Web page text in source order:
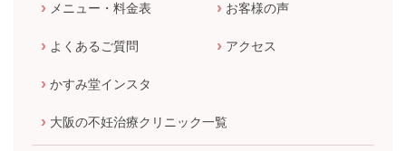
メニュー・料金表 お客様の声
よくあるご質問 アクセス
かすみ堂インスタ
大阪の不妊治療クリニック一覧